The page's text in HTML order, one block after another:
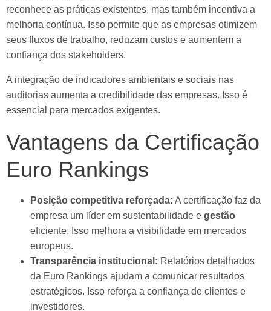
reconhece as práticas existentes, mas também incentiva a
melhoria contínua. Isso permite que as empresas otimizem
seus fluxos de trabalho, reduzam custos e aumentem a
confiança dos stakeholders.
A integração de indicadores ambientais e sociais nas
auditorias aumenta a credibilidade das empresas. Isso é
essencial para mercados exigentes.
Vantagens da Certificação
Euro Rankings
Posição competitiva reforçada: A certificação faz da
empresa um líder em sustentabilidade e gestão
eficiente. Isso melhora a visibilidade em mercados
europeus.
Transparência institucional: Relatórios detalhados
da Euro Rankings ajudam a comunicar resultados
estratégicos. Isso reforça a confiança de clientes e
investidores.